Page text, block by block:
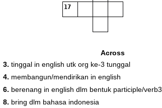
17
Across
3. tinggal in english utk org ke-3 tunggal
4. membangun/mendirikan in english
6. berenang in english dlm bentuk participle/verb3
8. bring dlm bahasa indonesia